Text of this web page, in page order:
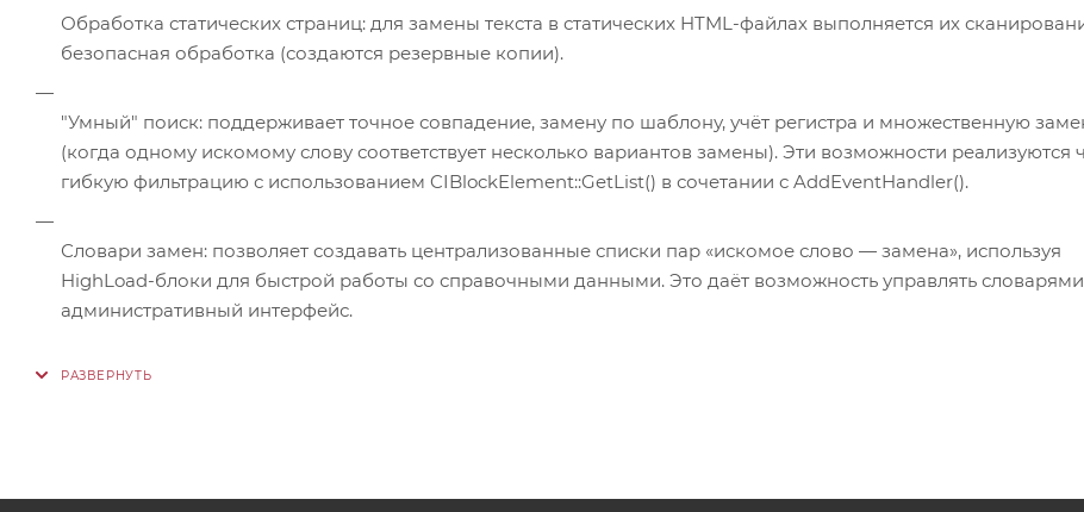
Обработка статических страниц: для замены текста в статических HTML-файлах выполняется их
безопасная обработка (создаются резервные копии).
"Умный" поиск: поддерживает точное совпадение, замену по шаблону, учёт регистра и множественную
(когда одному искомому слову соответствует несколько вариантов замены). Эти возможности реализуются
гибкую фильтрацию с использованием CIBlockElement::GetList() в сочетании с AddEventHandler().
Словари замен: позволяет создавать централизованные списки пар «искомое слово — замена», используя
HighLoad-блоки для быстрой работы со справочными данными. Это даёт возможность управлять
административный интерфейс.